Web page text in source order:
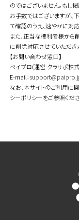
のではございません。もし
お手数ではございますが、
て確認のうえ、速やかに対
また、正当な権利者様から
に削除対応させていただき
【お問い合わせ窓口】
ペイプロ(運営:クラサポ株
E-mail：
なお、本サイトのご利用に
シーポリシーをご参照くだ